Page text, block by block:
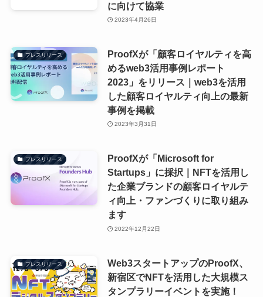
に向けて協業
2023年4月26日
プレスリリース
ProofXが「顧客ロイヤルティを高
めるweb3活用事例レポート
2023」をリリース｜web3を活用
した顧客ロイヤルティ向上の最新
事例を掲載
2023年3月31日
プレスリリース
ProofXが「Microsoft for
Startups」に採択｜NFTを活用し
た企業ブランドの顧客ロイヤルテ
ィ向上・ファンづくりに取り組み
ます
2022年12月22日
プレスリリース
Web3スタートアップのProofX、
新宿区でNFTを活用した大規模ス
タンプラリーイベントを実施！